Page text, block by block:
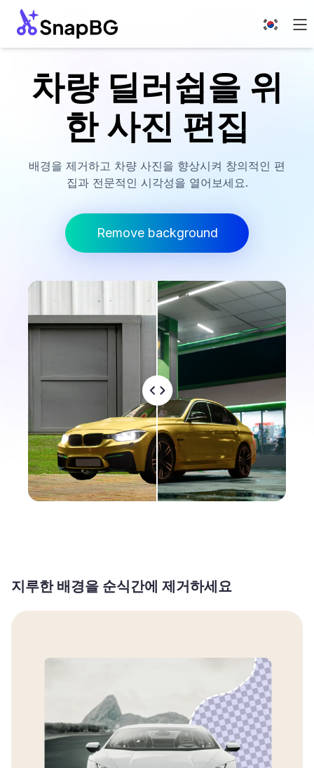
차량 딜러쉽을 위
한 사진 편집
배경을 제거하고 차량 사진을 향상시켜 창의적인 편
집과 전문적인 시각성을 열어보세요.
Remove background
지루한 배경을 순식간에 제거하세요